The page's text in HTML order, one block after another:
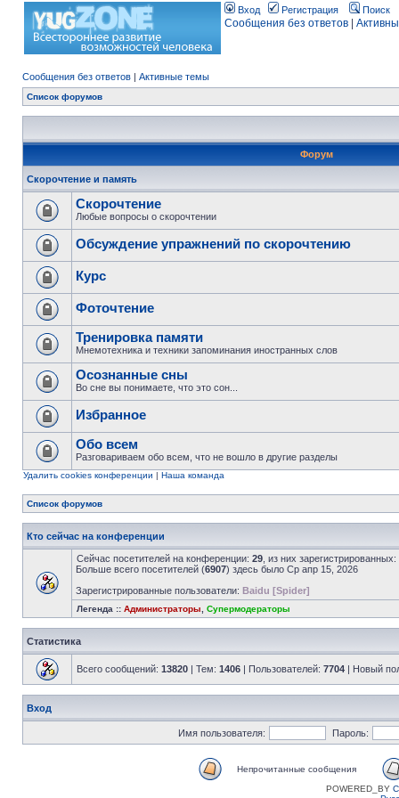
Вход Регистрация Поиск
Сообщения без ответов
Сообщения без ответов | Активные темы
Список форумов
Форум
Скорочтение и память
Скорочтение
Любые вопросы о скорочтении
Обсуждение упражнений по скорочтению
Курс
Фоточтение
Тренировка памяти
Мнемотехника и техники запоминания иностранных слов
Осознанные сны
Во сне вы понимаете, что это сон...
Избранное
Обо всем
Разговариваем обо всем, что не вошло в другие разделы
Удалить cookies конференции | Наша команда
Список форумов
Кто сейчас на конференции
Сейчас посетителей на конференции: 29 , из них
Больше всего посетителей (6907) здесь было Ср апр 15, 2026
Зарегистрированные пользователи: Baidu [Spider]
Легенда :: Администраторы Супермодераторы
Статистика
Всего сообщений: 13820 | Тем: 1406 | Пользователей: 7704 | Новый
Вход
Имя пользователя: Пароль:
Непрочитанные сообщения
POWERED_BY